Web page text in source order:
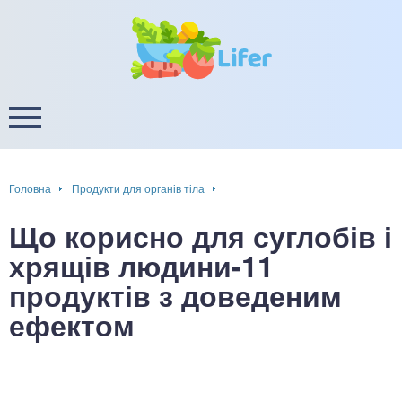
Головна Продукти для органів тіла
Що корисно для суглобів і
хрящів людини-11
продуктів з доведеним
ефектом
ШКТ
/ звуження судин
енергії, уваги